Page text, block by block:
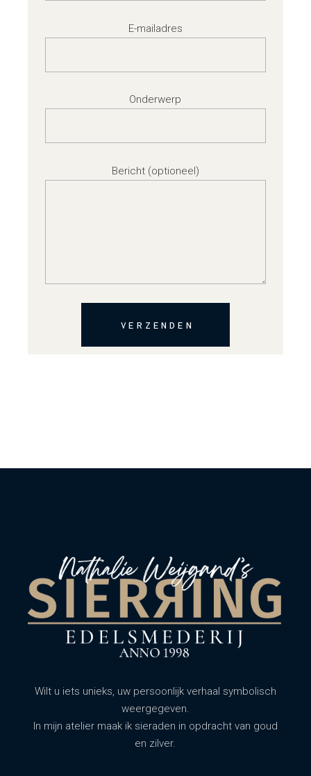
E-mailadres
Onderwerp
Bericht (optioneel)
VERZENDEN
Wilt u iets unieks, uw persoonlijk verhaal symbolisch
weergegeven.
In mijn atelier maak ik sieraden in opdracht van goud
en zilver.